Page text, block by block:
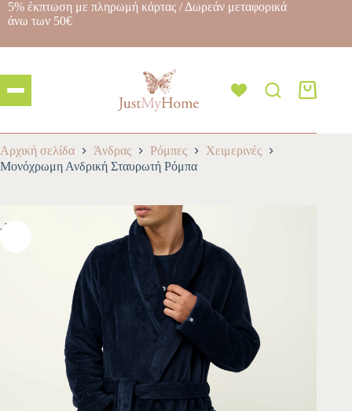
5% έκπτωση με πληρωμή κάρτας / Δωρεάν μεταφορικά
άνω των 50€
Αρχική σελίδα Άνδρας Ρόμπες
Χειμερινές
Μονόχρωμη Ανδρική Σταυρωτή Ρόμπα
-30%